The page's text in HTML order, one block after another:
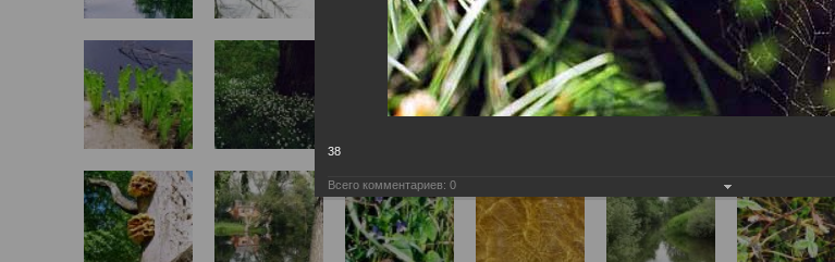
38
Всего комментариев: 0